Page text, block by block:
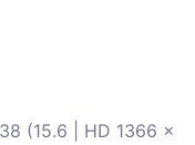
(15.6 | HD 1366 x